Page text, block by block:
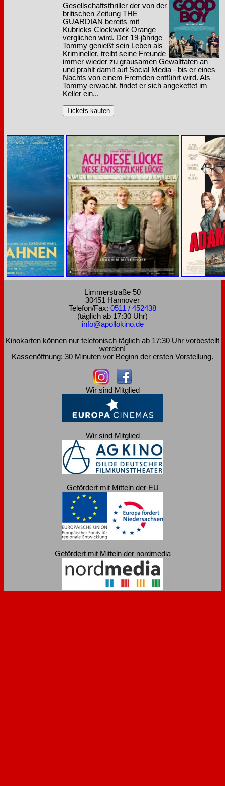
Gesellschaftsthriller der von der
britischen Zeitung THE
GUARDIAN bereits mit
Kubricks Clockwork Orange
verglichen wird. Der 19-jährige
Tommy genießt sein Leben als
Krimineller, treibt seine Freunde
immer wieder zu grausamen Gewalttaten an
und prahlt damit auf Social Media - bis er eines
Nachts von einem Fremden entführt wird. Als
Tommy erwacht, findet er sich angekettet im
Keller ein...
Limmerstraße 50
30451 Hannover
Telefon/Fax: 0511 / 452438
(täglich ab 17:30 Uhr)
info@apollokino.de
Kinokarten können nur telefonisch täglich ab 17:30 Uhr vorbestellt
werden!
Kassenöffnung: 30 Minuten vor Beginn der ersten Vorstellung.
Wir sind Mitglied
Wir sind Mitglied
Gefördert mit Mitteln der EU
Gefördert mit Mitteln der nordmedia